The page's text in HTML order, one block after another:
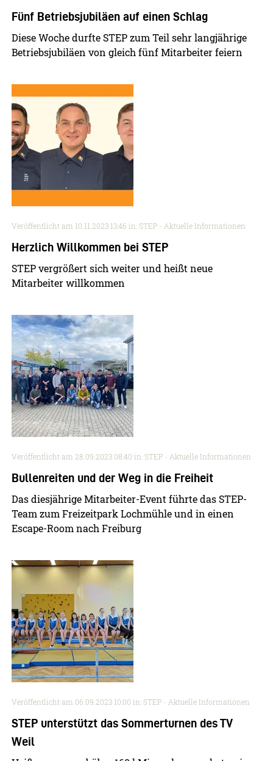
Fünf Betriebsjubiläen auf einen Schlag
Diese Woche durfte STEP zum Teil sehr langjährige
Betriebsjubiläen von gleich fünf Mitarbeiter feiern
Veröffentlicht am 10.11.2023 13:46 in: STEP - Aktuelle Informationen
Herzlich Willkommen bei STEP
STEP vergrößert sich weiter und heißt neue
Mitarbeiter willkommen
Veröffentlicht am28.09.2023 08:40 in: STEP - Aktuelle Informationen
Bullenreiten und der Weg in die Freiheit
Das diesjährige Mitarbeiter-Event führte das STEP-
Team zum Freizeitpark Lochmühle und in einen
Escape-Room nach Freiburg
Veröffentlicht am06.09.2023 10:00 in: STEP - Aktuelle Informationen
STEP unterstützt das Sommerturnen des TV
Weil